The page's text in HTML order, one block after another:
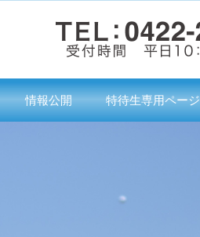
情報公開 特待生専用ページ